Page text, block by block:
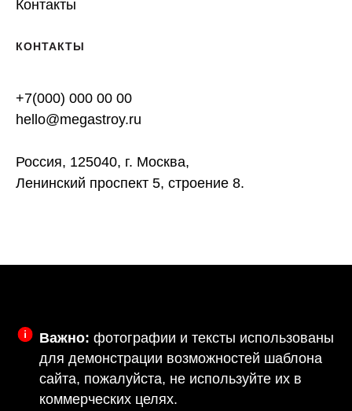
Контакты
КОНТАКТЫ
+7(000) 000 00 00
hello@megastroy.ru
Россия, 125040, г. Москва,
Ленинский проспект 5, строение 8.
Важно: фотографии и тексты использованы
для демонстрации возможностей шаблона
сайта, пожалуйста, не используйте их в
коммерческих целях.